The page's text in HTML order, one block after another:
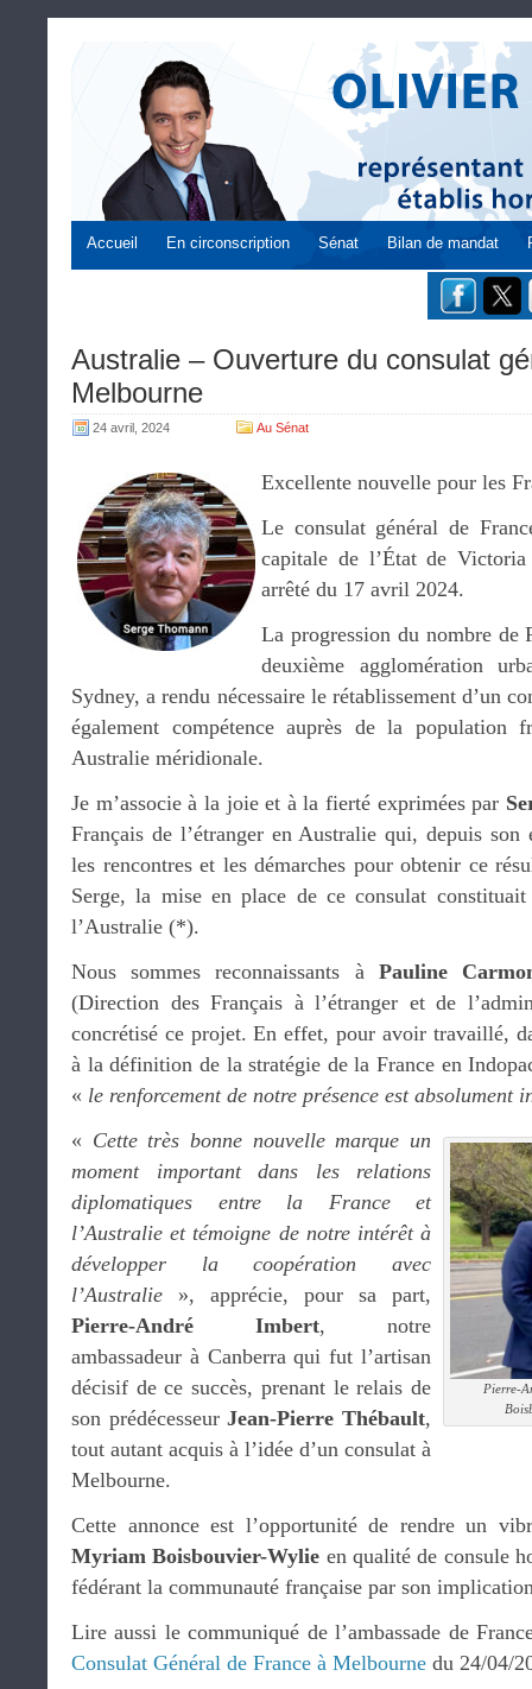
Accueil En circonscription Sénat Bilan de mandat
Australie – Ouverture du consulat
Melbourne
24 avril, 2024 Au Sénat
Excellente nouvelle pour les
Le consulat général de
capitale de l’État de
arrêté du 17 avril 2024.
La progression du nombre de
deuxième agglomération
Sydney, a rendu nécessaire le rétablissement d’un
également compétence auprès de la population
Australie méridionale.
Je m’associe à la joie et à la fierté exprimées par
Français de l’étranger en Australie qui, depuis
les rencontres et les démarches pour obtenir ce
Serge, la mise en place de ce consulat
l’Australie (*).
Nous sommes reconnaissants à Pauline
(Direction des Français à l’étranger et de
concrétisé ce projet. En effet, pour avoir travaillé,
à la définition de la stratégie de la France en
« le renforcement de notre présence est absolument
Pierre-
« Cette très bonne nouvelle marque un
moment important dans les relations
diplomatiques entre la France et
l’Australie et témoigne de notre intérêt à
développer la coopération avec
l’Australie », apprécie, pour sa part,
Pierre-André Imbert, notre
ambassadeur à Canberra qui fut l’artisan
décisif de ce succès, prenant le relais de
son prédécesseurJean-Pierre Thébault,
tout autant acquis à l’idée d’un consulat à
Melbourne.
Cette annonce est l’opportunité de rendre un
Myriam Boisbouvier-Wylie en qualité de consule
fédérant la communauté française par son
Lire aussi le communiqué de l’ambassade de
Consulat Général de France à Melbourne du 24/04/